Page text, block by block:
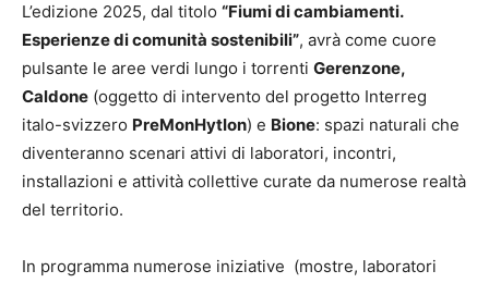
L’edizione 2025, dal titolo “Fiumi di cambiamenti.
Esperienze di comunità sostenibili”, avrà come cuore
pulsante le aree verdi lungo i torrenti Gerenzone,
Caldone (oggetto di intervento del progetto Interreg
italo-svizzero PreMonHytIon) e Bione: spazi naturali che
diventeranno scenari attivi di laboratori, incontri,
installazioni e attività collettive curate da numerose realtà
del territorio.
In programma numerose iniziative (mostre, laboratori